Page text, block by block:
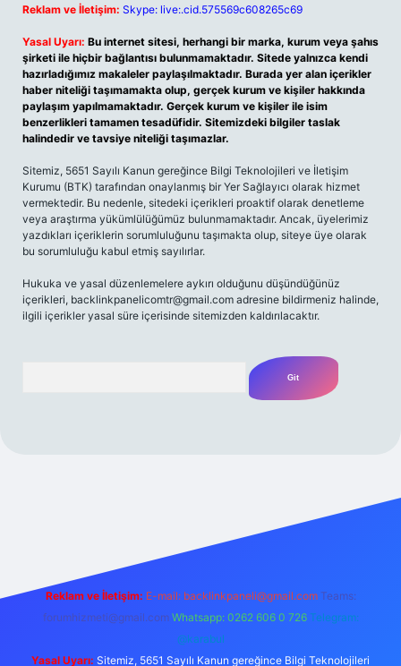
Reklam ve İletişim: Skype: live:.cid.575569c608265c69
Yasal Uyarı: Bu internet sitesi, herhangi bir marka, kurum veya şahıs
şirketi ile hiçbir bağlantısı bulunmamaktadır. Sitede yalnızca kendi
hazırladığımız makaleler paylaşılmaktadır. Burada yer alan içerikler
haber niteliği taşımamakta olup, gerçek kurum ve kişiler hakkında
paylaşım yapılmamaktadır. Gerçek kurum ve kişiler ile isim
benzerlikleri tamamen tesadüfidir. Sitemizdeki bilgiler taslak
halindedir ve tavsiye niteliği taşımazlar.
Sitemiz, 5651 Sayılı Kanun gereğince Bilgi Teknolojileri ve İletişim
Kurumu (BTK) tarafından onaylanmış bir Yer Sağlayıcı olarak hizmet
vermektedir. Bu nedenle, sitedeki içerikleri proaktif olarak denetleme
veya araştırma yükümlülüğümüz bulunmamaktadır. Ancak, üyelerimiz
yazdıkları içeriklerin sorumluluğunu taşımakta olup, siteye üye olarak
bu sorumluluğu kabul etmiş sayılırlar.
Hukuka ve yasal düzenlemelere aykırı olduğunu düşündüğünüz
içerikleri, backlinkpanelicomtr@gmail.com adresine bildirmeniz halinde,
ilgili içerikler yasal süre içerisinde sitemizden kaldırılacaktır.
Reklam ve İletişim: E-mail: backlinkpaneli@gmail.com Teams:
forumhizmeti@gmail.com Whatsapp: 0262 606 0 726 Telegram:
@karabul
Yasal Uyarı: Sitemiz, 5651 Sayılı Kanun gereğince Bilgi Teknolojileri